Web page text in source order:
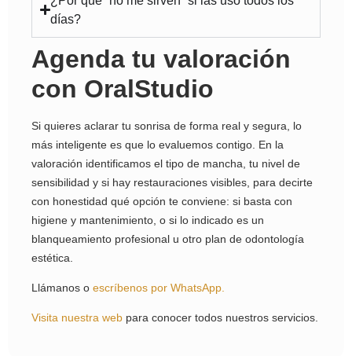
días?
Agenda tu valoración
con OralStudio
Si quieres aclarar tu sonrisa de forma real y segura, lo
más inteligente es que lo evaluemos contigo. En la
valoración identificamos el tipo de mancha, tu nivel de
sensibilidad y si hay restauraciones visibles, para decirte
con honestidad qué opción te conviene: si basta con
higiene y mantenimiento, o si lo indicado es un
blanqueamiento profesional u otro plan de odontología
estética.
Llámanos o escríbenos por WhatsApp.
Visita nuestra web para conocer todos nuestros servicios.